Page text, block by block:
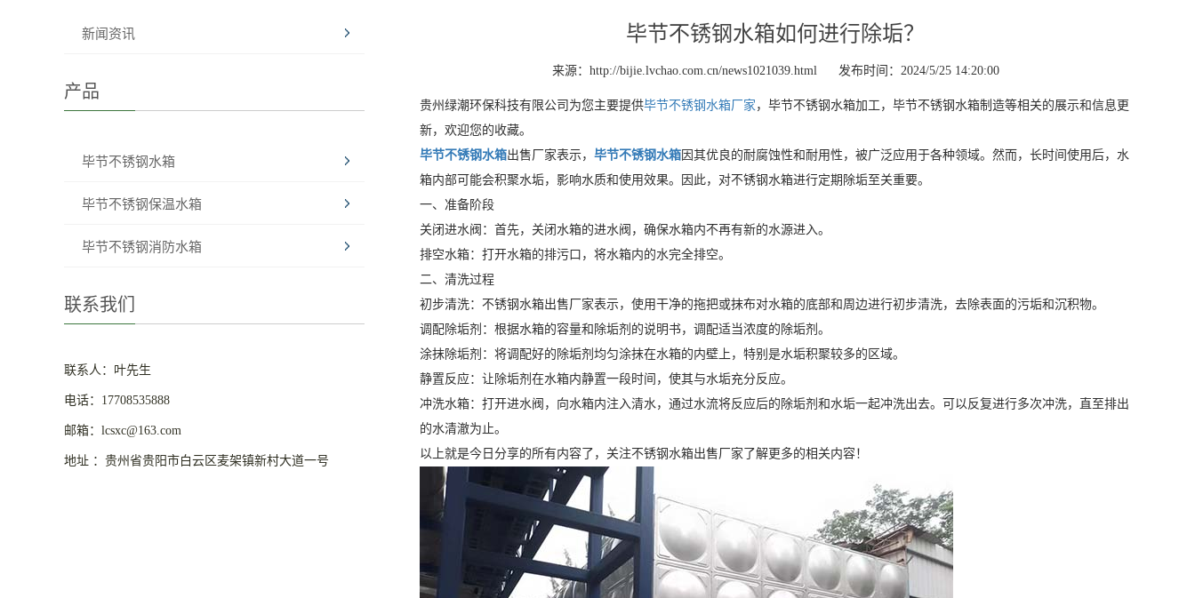
新闻资讯
产品
毕节不锈钢水箱
毕节不锈钢保温水箱
毕节不锈钢消防水箱
联系我们
联系人：叶先生
电话：17708535888
邮箱：lcsxc@163.com
地址 ：贵州省贵阳市白云区麦架镇新村大道一号
毕节不锈钢水箱如何进行除垢？
来源：http://bijie.lvchao.com.cn/news1021039.html 发布时间：2024/5/25 14:20:00
贵州绿潮环保科技有限公司为您主要提供毕节不锈钢水箱厂家 ，毕节不锈钢水箱加工，毕节不锈钢水箱制造等相关的展示和信息更
新，欢迎您的收藏。
毕节不锈钢水箱出售厂家表示， 毕节不锈钢水箱 因其优良的耐腐蚀性和耐用性，被广泛应用于各种领域。然而，长时间使用后，水
箱内部可能会积聚水垢，影响水质和使用效果。因此，对不锈钢水箱进行定期除垢至关重要。
一、准备阶段
关闭进水阀：首先，关闭水箱的进水阀，确保水箱内不再有新的水源进入。
排空水箱：打开水箱的排污口，将水箱内的水完全排空。
二、清洗过程
初步清洗：不锈钢水箱出售厂家表示，使用干净的拖把或抹布对水箱的底部和周边进行初步清洗，去除表面的污垢和沉积物。
调配除垢剂：根据水箱的容量和除垢剂的说明书，调配适当浓度的除垢剂。
涂抹除垢剂：将调配好的除垢剂均匀涂抹在水箱的内壁上，特别是水垢积聚较多的区域。
静置反应：让除垢剂在水箱内静置一段时间，使其与水垢充分反应。
冲洗水箱：打开进水阀，向水箱内注入清水，通过水流将反应后的除垢剂和水垢一起冲洗出去。可以反复进行多次冲洗，直至排出
的水清澈为止。
以上就是今日分享的所有内容了，关注不锈钢水箱出售厂家了解更多的相关内容！